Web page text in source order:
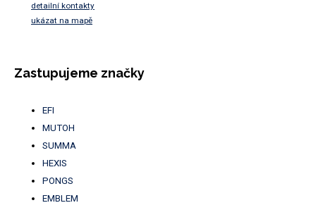
detailní kontakty
ukázat na mapě
Zastupujeme značky
EFI
MUTOH
SUMMA
HEXIS
PONGS
EMBLEM